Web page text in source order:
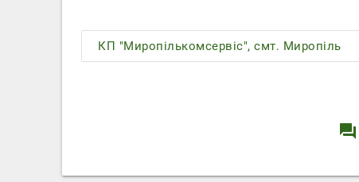
КП "Миропількомсервіс", смт. Миропіль
question_answer